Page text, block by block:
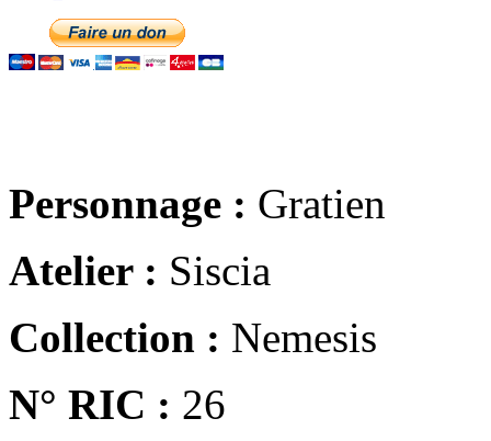
Personnage : Gratien
Atelier : Siscia
Collection : Nemesis
N° RIC : 26